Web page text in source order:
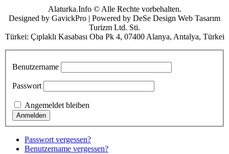
Alaturka.Info © Alle Rechte vorbehalten.
Designed by GavickPro | Powered by DeSe Design Web Tasarım
Turizm Ltd. Sti.
Türkei: Çıplaklı Kasabası Oba Pk 4, 07400 Alanya, Antalya, Türkei
Benutzername
Passwort
Angemeldet bleiben
Passwort vergessen?
Benutzername vergessen?